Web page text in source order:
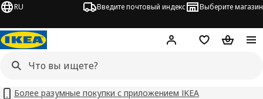
RU Введите почтовый индекс Выберите магазин
Hej! ВойтиСписокКорзина
Более разумные покупки с приложением IKEA